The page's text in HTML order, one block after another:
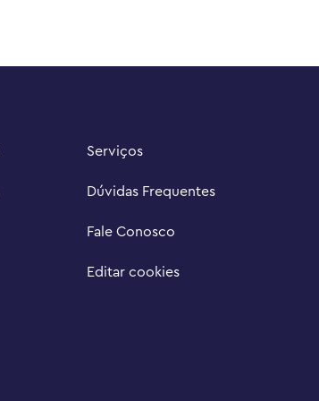
Serviços
Dúvidas Frequentes
Fale Conosco
Editar cookies